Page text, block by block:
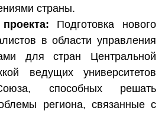
страны.
Подготовка нового
в области управления
для стран Центральной
ведущих университетов
способных решать
региона, связанные с